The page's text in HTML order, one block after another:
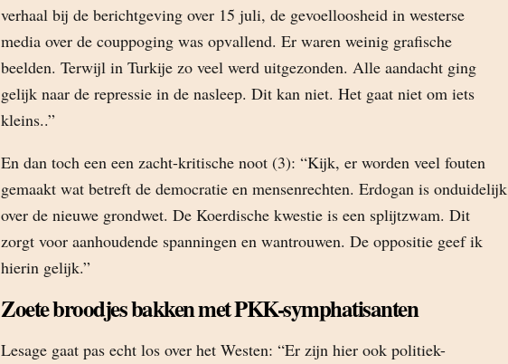
verhaal bij de berichtgeving over 15 juli, de gevoelloosheid in westerse
media over de couppoging was opvallend. Er waren weinig grafische
beelden. Terwijl in Turkije zo veel werd uitgezonden. Alle aandacht ging
gelijk naar de repressie in de nasleep. Dit kan niet. Het gaat niet om iets
kleins..”
En dan toch een een zacht-kritische noot (3): “Kijk, er worden veel fouten
gemaakt wat betreft de democratie en mensenrechten. Erdogan is onduidelijk
over de nieuwe grondwet. De Koerdische kwestie is een splijtzwam. Dit
zorgt voor aanhoudende spanningen en wantrouwen. De oppositie geef ik
hierin gelijk.”
Zoete broodjes bakken met PKK-symphatisanten
Lesage gaat pas echt los over het Westen: “Er zijn hier ook politiek-